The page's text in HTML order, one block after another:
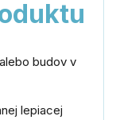
budov v
lepiacej